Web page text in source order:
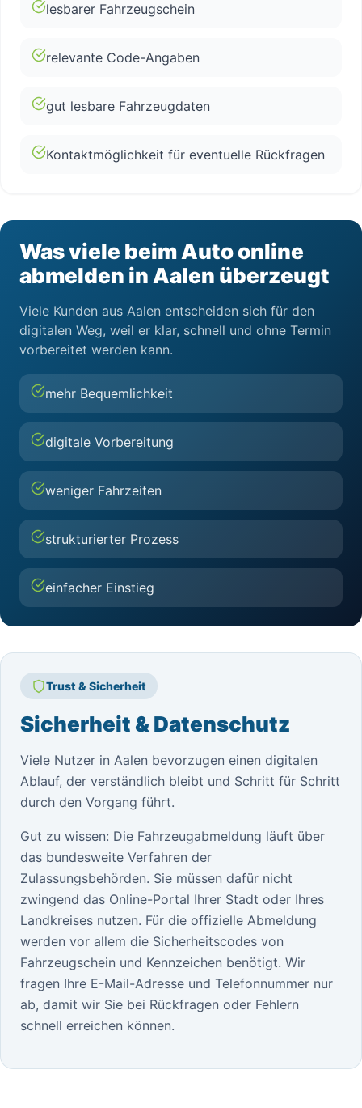
lesbarer Fahrzeugschein
relevante Code-Angaben
gut lesbare Fahrzeugdaten
Kontaktmöglichkeit für eventuelle Rückfragen
Was viele beim Auto online
abmelden in Aalen überzeugt
Viele Kunden aus Aalen entscheiden sich für den
digitalen Weg, weil er klar, schnell und ohne Termin
vorbereitet werden kann.
mehr Bequemlichkeit
digitale Vorbereitung
weniger Fahrzeiten
strukturierter Prozess
einfacher Einstieg
Trust & Sicherheit
Sicherheit & Datenschutz
Viele Nutzer in Aalen bevorzugen einen digitalen
Ablauf, der verständlich bleibt und Schritt für Schritt
durch den Vorgang führt.
Gut zu wissen: Die Fahrzeugabmeldung läuft über
das bundesweite Verfahren der
Zulassungsbehörden. Sie müssen dafür nicht
zwingend das Online-Portal Ihrer Stadt oder Ihres
Landkreises nutzen. Für die offizielle Abmeldung
werden vor allem die Sicherheitscodes von
Fahrzeugschein und Kennzeichen benötigt. Wir
fragen Ihre E-Mail-Adresse und Telefonnummer nur
ab, damit wir Sie bei Rückfragen oder Fehlern
schnell erreichen können.